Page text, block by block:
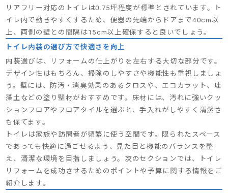
リアフリー対応のトイレは0.75坪程度が標準とされています。ト
イレ内で動きやすくするため、便器の先端からドアまで40cm以
上、両側の壁との間隔は15cm以上確保すると良いでしょう。
トイレ内装の選び方で快適さを向上
内装選びは、リフォームの仕上がりを左右する大切な部分です。
デザイン性はもちろん、掃除のしやすさや機能性も重視しましょ
う。壁には、防汚・消臭効果のあるクロスや、エコカラット、珪
藻土などの塗り壁材がおすすめです。床材には、汚れに強いクッ
ションフロアやフロアタイルを選ぶと、手入れがしやすく清潔さ
も保てます。
トイレは家族や訪問者が頻繁に使う空間です。限られたスペース
であっても快適に過ごせるよう、見た目と機能のバランスを整
え、清潔な環境を目指しましょう。次のセクションでは、トイレ
リフォームを成功させるためのポイントや予算に関する情報をご
紹介します。